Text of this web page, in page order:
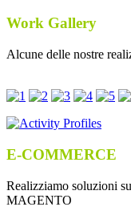
Work Gallery
Alcune delle nostre
E-COMMERCE
Realizziamo soluzioni
MAGENTO